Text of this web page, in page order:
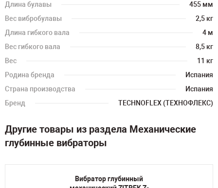
Длина булавы
455 мм
Вес вибробулавы
2,5 кг
Длина гибкого вала
4 м
Вес гибкого вала
8,5 кг
Вес
11 кг
Родина бренда
Испания
Страна производства
Испания
Бренд
TECHNOFLEX (ТЕХНОФЛЕКС)
Другие товары из раздела Механические
глубинные вибраторы
Вибратор глубинный